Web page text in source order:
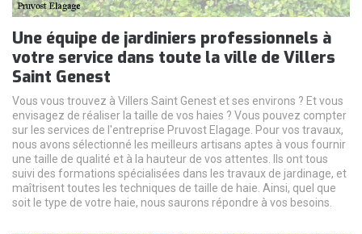
Une équipe de jardiniers professionnels à
votre service dans toute la ville de Villers
Saint Genest
Vous vous trouvez à Villers Saint Genest et ses environs ? Et vous
envisagez de réaliser la taille de vos haies ? Vous pouvez compter
sur les services de l'entreprise Pruvost Elagage. Pour vos travaux,
nous avons sélectionné les meilleurs artisans aptes à vous fournir
une taille de qualité et à la hauteur de vos attentes. Ils ont tous
suivi des formations spécialisées dans les travaux de jardinage, et
maîtrisent toutes les techniques de taille de haie. Ainsi, quel que
soit le type de votre haie, nous saurons répondre à vos besoins.